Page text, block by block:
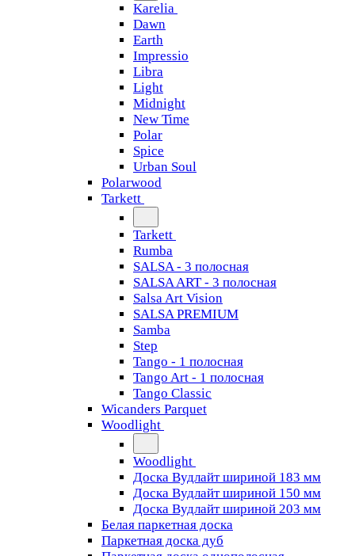
Karelia
Dawn
Earth
Impressio
Libra
Light
Midnight
New Time
Polar
Spice
Urban Soul
Polarwood
Tarkett
Tarkett
Rumba
SALSA - 3 полосная
SALSA ART - 3 полосная
Salsa Art Vision
SALSA PREMIUM
Samba
Step
Tango - 1 полосная
Tango Art - 1 полосная
Tango Classiс
Wicanders Parquet
Woodlight
Woodlight
Доска Вудлайт шириной 183 мм
Доска Вудлайт шириной 150 мм
Доска Вудлайт шириной 203 мм
Белая паркетная доска
Паркетная доска дуб